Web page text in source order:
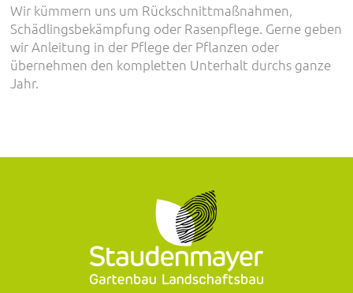
Wir kümmern uns um Rückschnittmaßnahmen,
Schädlingsbekämpfung oder Rasenpflege. Gerne geben
wir Anleitung in der Pflege der Pflanzen oder
übernehmen den kompletten Unterhalt durchs ganze
Jahr.